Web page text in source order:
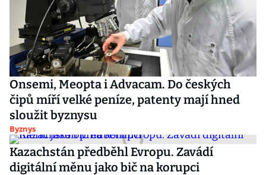
Onsemi, Meopta i Advacam. Do českých
čipů míří velké peníze, patenty mají hned
sloužit byznysu
Byznys
Kazachstán předběhl Evropu. Zavádí
digitální měnu jako bič na korupci